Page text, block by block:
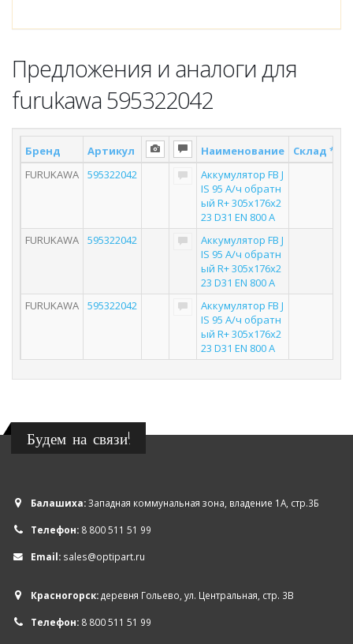
Предложения и аналоги для
furukawa 595322042
Бренд Артикул Наименование Склад *
FURUKAWA
595322042
Аккумулятор FB J
IS 95 А/ч обратн
ый R+ 305x176x2
23 D31 EN 800 А
FURUKAWA
595322042
Аккумулятор FB J
IS 95 А/ч обратн
ый R+ 305x176x2
23 D31 EN 800 А
FURUKAWA
595322042
Аккумулятор FB J
IS 95 А/ч обратн
ый R+ 305x176x2
23 D31 EN 800 А
Будем на связи!
Балашиха:Западная коммунальная зона, владение 1А, стр.3Б
Телефон: 8 800 511 51 99
Email: sales@optipart.ru
Красногорск:деревня Гольево, ул. Центральная, стр. 3В
Телефон: 8 800 511 51 99